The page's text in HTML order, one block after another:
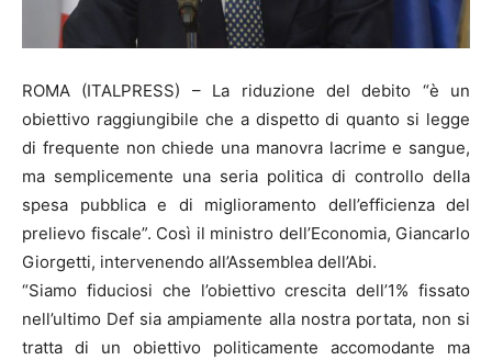
ROMA (ITALPRESS) – La riduzione del debito “è un
obiettivo raggiungibile che a dispetto di quanto si legge
di frequente non chiede una manovra lacrime e sangue,
ma semplicemente una seria politica di controllo della
spesa pubblica e di miglioramento dell’efficienza del
prelievo fiscale”. Così il ministro dell’Economia, Giancarlo
Giorgetti, intervenendo all’Assemblea dell’Abi.
“Siamo fiduciosi che l’obiettivo crescita dell’1% fissato
nell’ultimo Def sia ampiamente alla nostra portata, non si
tratta di un obiettivo politicamente accomodante ma